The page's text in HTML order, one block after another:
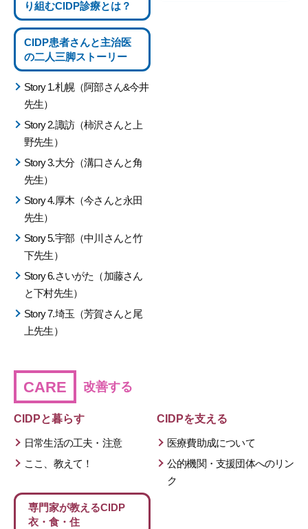
り組むCIDP診療とは？
CIDP患者さんと主治医
の二人三脚ストーリー
Story 1.札幌（阿部さん&今井
先生）
Story 2.諏訪（柿沢さんと上
野先生）
Story 3.大分（溝口さんと角
先生）
Story 4.厚木（今さんと永田
先生）
Story 5.宇部（中川さんと竹
下先生）
Story 6.さいがた（加藤さん
と下村先生）
Story 7.埼玉（芳賀さんと尾
上先生）
CARE 改善する
CIDPと暮らす
日常生活の工夫・注意
ここ、教えて！
CIDPを支える
医療費助成について
公的機関・支援団体へのリン
ク
専門家が教えるCIDP
衣・食・住